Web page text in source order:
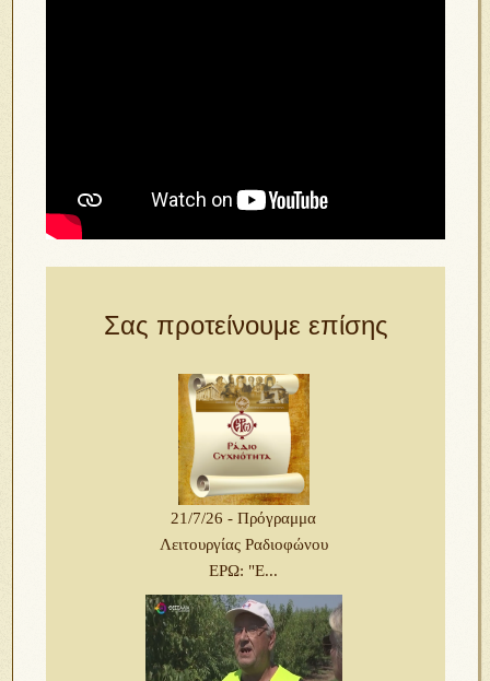
Σας προτείνουμε επίσης
21/7/26 - Πρόγραμμα
Λειτουργίας Ραδιοφώνου
ΕΡΩ: "Ε...